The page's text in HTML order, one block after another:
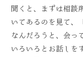
聞くと、まずは相談
いてあるのを見て、
なんだろうと、会っ
いろいろとお話しを